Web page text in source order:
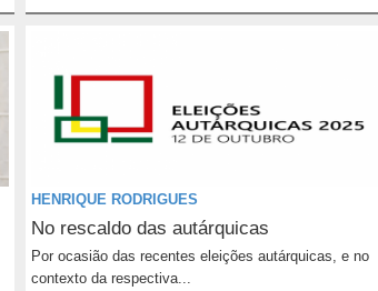
HENRIQUE RODRIGUES
No rescaldo das autárquicas
Por ocasião das recentes eleições autárquicas, e no
contexto da respectiva...